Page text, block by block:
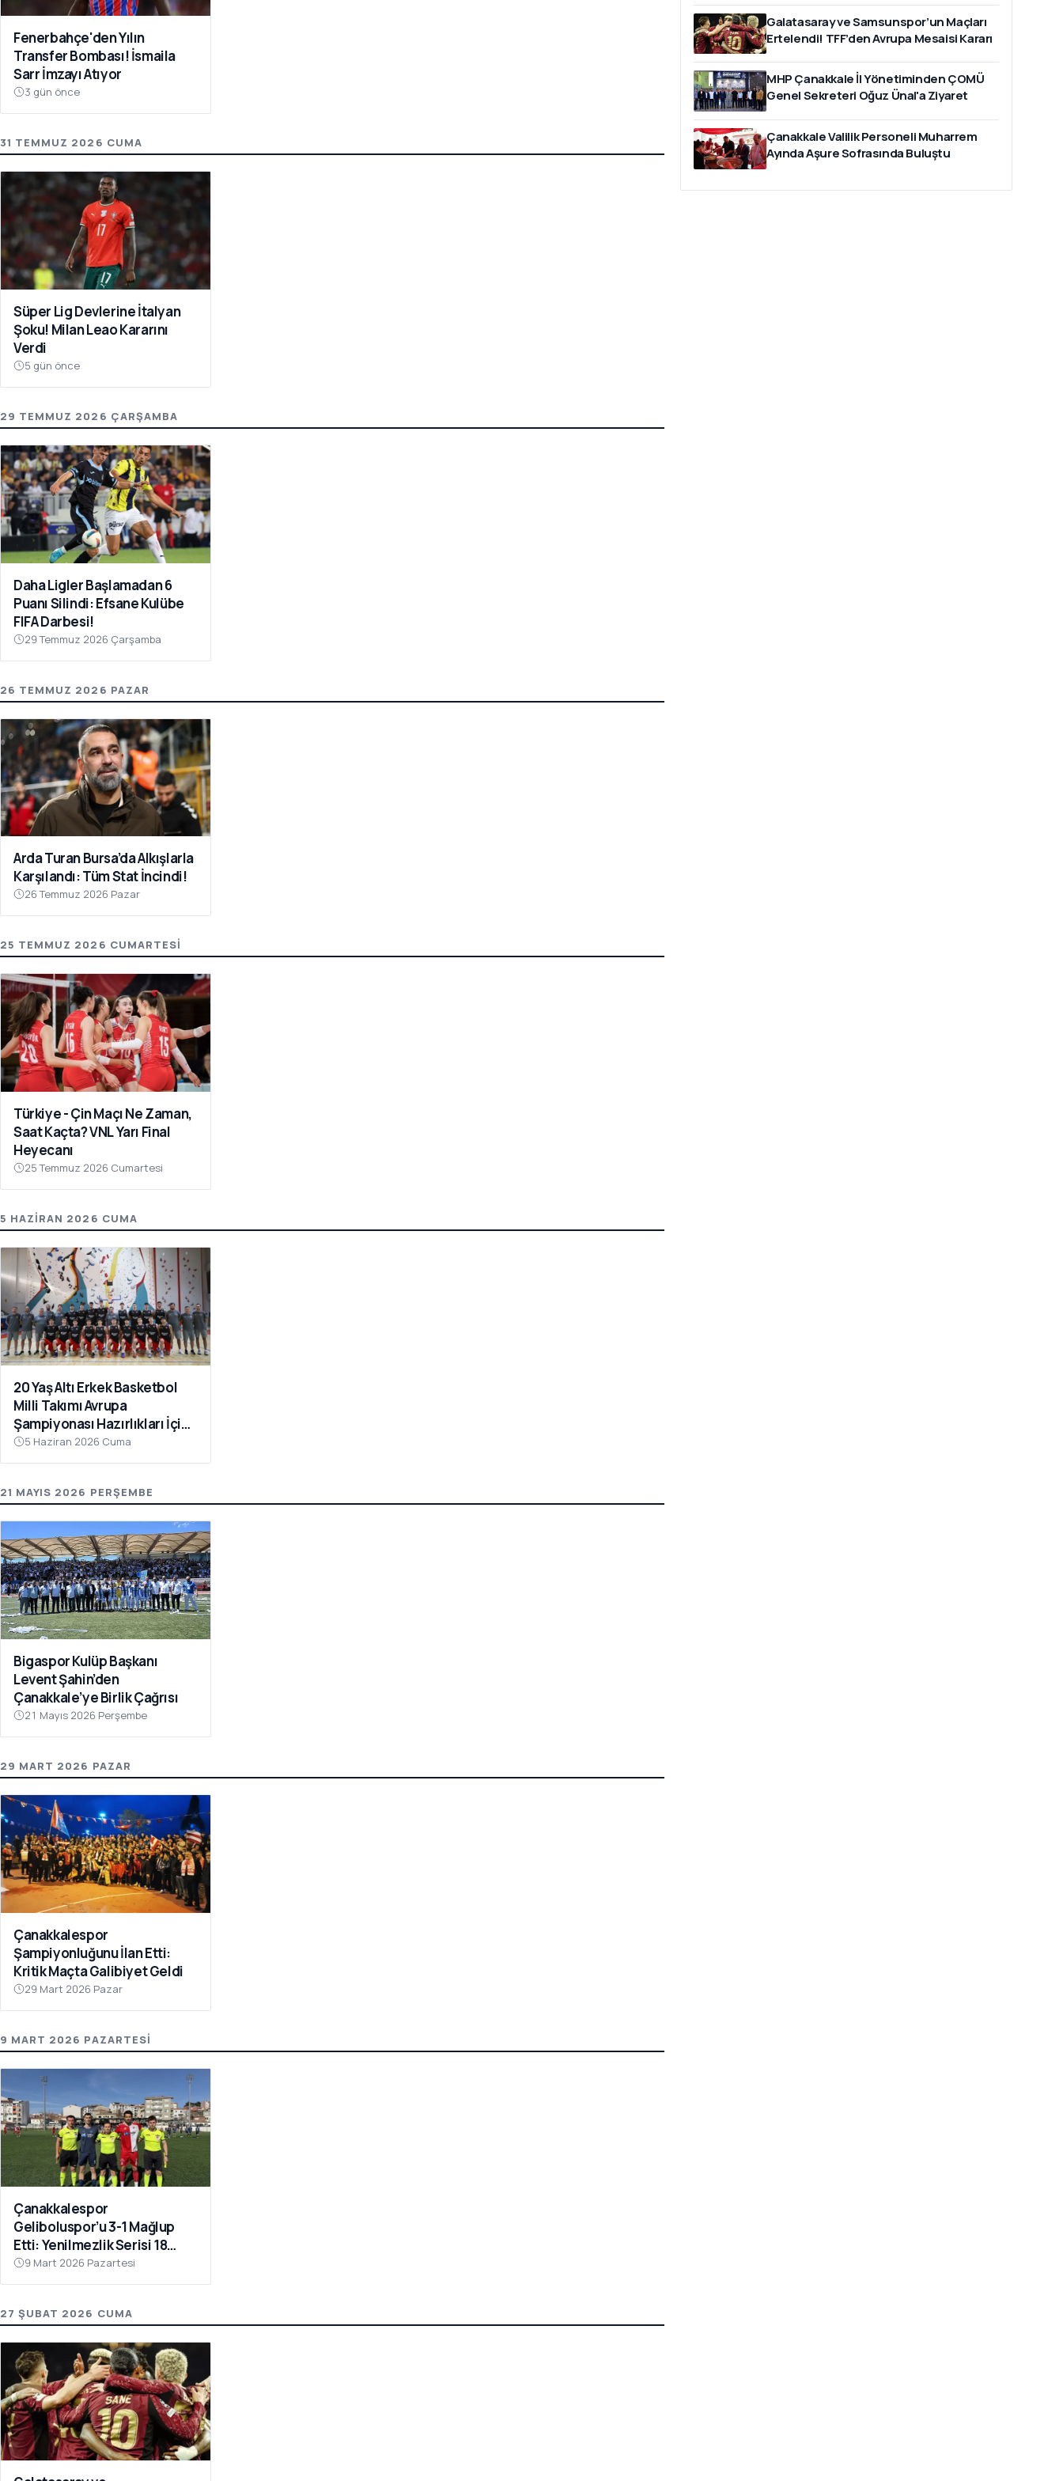
Fenerbahçe'den Yılın
Transfer Bombası! İsmaila
Sarr İmzayı Atıyor
3 gün önce
31 TEMMUZ 2026 CUMA
Süper Lig Devlerine İtalyan
Şoku! Milan Leao Kararını
Verdi
5 gün önce
29 TEMMUZ 2026 ÇARŞAMBA
Daha Ligler Başlamadan 6
Puanı Silindi: Efsane Kulübe
FIFA Darbesi!
29 Temmuz 2026 Çarşamba
26 TEMMUZ 2026 PAZAR
Arda Turan Bursa’da Alkışlarla
Karşılandı: Tüm Stat İncindi!
26 Temmuz 2026 Pazar
25 TEMMUZ 2026 CUMARTESI
Türkiye - Çin Maçı Ne Zaman,
Saat Kaçta? VNL Yarı Final
Heyecanı
25 Temmuz 2026 Cumartesi
5 HAZIRAN 2026 CUMA
20 Yaş Altı Erkek Basketbol
Milli Takımı Avrupa
Şampiyonası Hazırlıkları İçin
Çanakkale’de Kampa Girdi
5 Haziran 2026 Cuma
21 MAYIS 2026 PERŞEMBE
Bigaspor Kulüp Başkanı
Levent Şahin’den
Çanakkale’ye Birlik Çağrısı
21 Mayıs 2026 Perşembe
29 MART 2026 PAZAR
Çanakkalespor
Şampiyonluğunu İlan Etti:
Kritik Maçta Galibiyet Geldi
29 Mart 2026 Pazar
9 MART 2026 PAZARTESI
Çanakkalespor
Geliboluspor’u 3-1 Mağlup
Etti: Yenilmezlik Serisi 18
Maça Çıktı
9 Mart 2026 Pazartesi
27 ŞUBAT 2026 CUMA
Galatasaray ve Samsunspor’un Maçları
Ertelendi! TFF’den Avrupa Mesaisi Kararı
MHP Çanakkale İl Yönetiminden ÇOMÜ
Genel Sekreteri Oğuz Ünal'a Ziyaret
Çanakkale Valilik Personeli Muharrem
Ayında Aşure Sofrasında Buluştu